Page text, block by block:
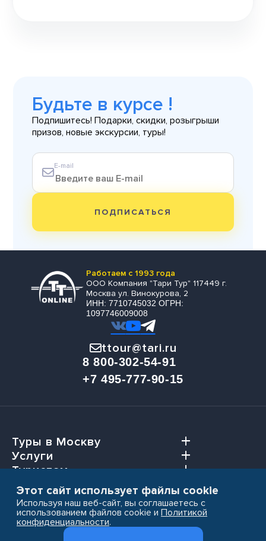
Будьте в курсе !
Подпишитесь! Подарки, скидки, розыгрыши
призов, новые экскурсии, туры!
E-mail
ПОДПИСАТЬСЯ
Работаем с 1993 года
ООО Компания "Тари Тур" 117449 г.
Москва ул. Винокурова, 2
ИНН: 7710745032 ОГРН:
1097746009008
ttour@tari.ru
8 800-302-54-91
+7 495-777-90-15
Туры в Москву
Услуги
Туристам
Агентствам
Этот сайт использует файлы cookie
Используя наш веб-сайт, вы соглашаетесь с
использованием файлов cookie и Политикой
конфиденциальности.